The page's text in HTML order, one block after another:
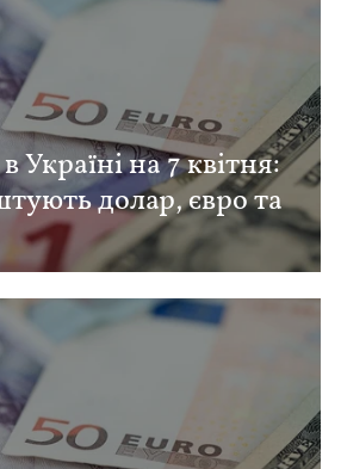
Україні на 7 квітня:
долар, євро та